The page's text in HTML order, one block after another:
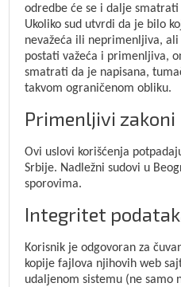
odredbe će se i dalje
Ukoliko sud utvrdi da je bilo
nevažeća ili neprimenljiva,
postati važeća i primenljiva,
smatrati da je napisana,
takvom ograničenom obliku.
Primenljivi zakoni
Ovi uslovi korišćenja
Srbije. Nadležni sudovi u
sporovima.
Integritet
Korisnik je odgovoran za
kopije fajlova njihovih web
udaljenom sistemu (ne samo